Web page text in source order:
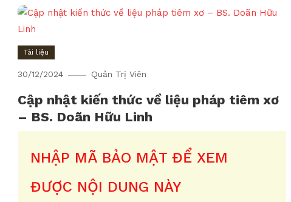
Tài liệu
30/12/2024 Quản Trị Viên
Cập nhật kiến thức về liệu pháp tiêm xơ
– BS. Doãn Hữu Linh
NHẬP MÃ BẢO MẬT ĐỂ XEM
ĐƯỢC NỘI DUNG NÀY